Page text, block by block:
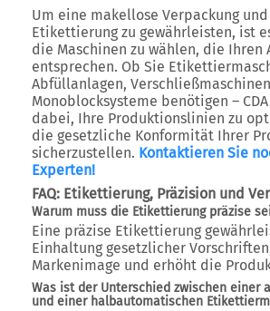
Um eine makellose Verpackung
Etikettierung zu gewährleisten, ist
die Maschinen zu wählen, die Ihren
entsprechen. Ob Sie
Abfüllanlagen,
Monoblocksysteme benötigen –
dabei, Ihre Produktionslinien zu
die gesetzliche Konformität Ihrer
sicherzustellen. Kontaktieren Sie
Experten!
FAQ: Etikettierung, Präzision und
Warum muss die Etikettierung präzise
Eine präzise Etikettierung
Einhaltung gesetzlicher
Markenimage und erhöht die
Was ist der Unterschied zwischen einer
und einer halbautomatischen